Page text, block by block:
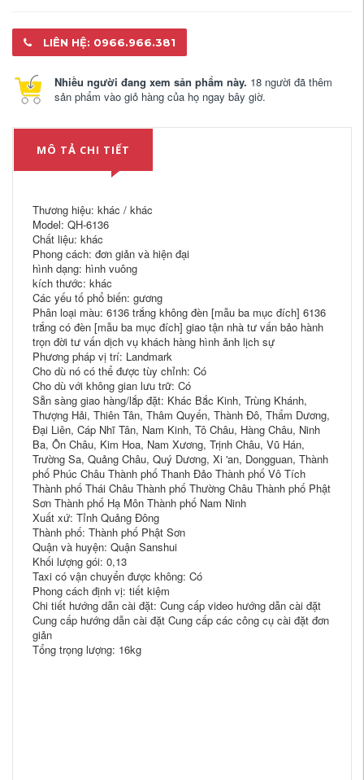
LIÊN HỆ: 0966.966.381
Nhiều người đang xem sản phẩm này. 18 người đã thêm
sản phẩm vào giỏ hàng của họ ngay bây giờ.
MÔ TẢ CHI TIẾT
Thương hiệu: khác / khác
Model: QH-6136
Chất liệu: khác
Phong cách: đơn giản và hiện đại
hình dạng: hình vuông
kích thước: khác
Các yếu tố phổ biến: gương
Phân loại màu: 6136 trắng không đèn [mẫu ba mục đích] 6136
trắng có đèn [mẫu ba mục đích] giao tận nhà tư vấn bảo hành
trọn đời tư vấn dịch vụ khách hàng hình ảnh lịch sự
Phương pháp vị trí: Landmark
Cho dù nó có thể được tùy chỉnh: Có
Cho dù với không gian lưu trữ: Có
Sẵn sàng giao hàng/lắp đặt: Khác Bắc Kinh, Trùng Khánh,
Thượng Hải, Thiên Tân, Thâm Quyến, Thành Đô, Thẩm Dương,
Đại Liên, Cáp Nhĩ Tân, Nam Kinh, Tô Châu, Hàng Châu, Ninh
Ba, Ôn Châu, Kim Hoa, Nam Xương, Trịnh Châu, Vũ Hán,
Trường Sa, Quảng Châu, Quý Dương, Xi 'an, Dongguan, Thành
phố Phúc Châu Thành phố Thanh Đảo Thành phố Vô Tích
Thành phố Thái Châu Thành phố Thường Châu Thành phố Phật
Sơn Thành phố Hạ Môn Thành phố Nam Ninh
Xuất xứ: Tỉnh Quảng Đông
Thành phố: Thành phố Phật Sơn
Quận và huyện: Quận Sanshui
Khối lượng gói: 0,13
Taxi có vận chuyển được không: Có
Phong cách định vị: tiết kiệm
Chi tiết hướng dẫn cài đặt: Cung cấp video hướng dẫn cài đặt
Cung cấp hướng dẫn cài đặt Cung cấp các công cụ cài đặt đơn
giản
Tổng trọng lượng: 16kg